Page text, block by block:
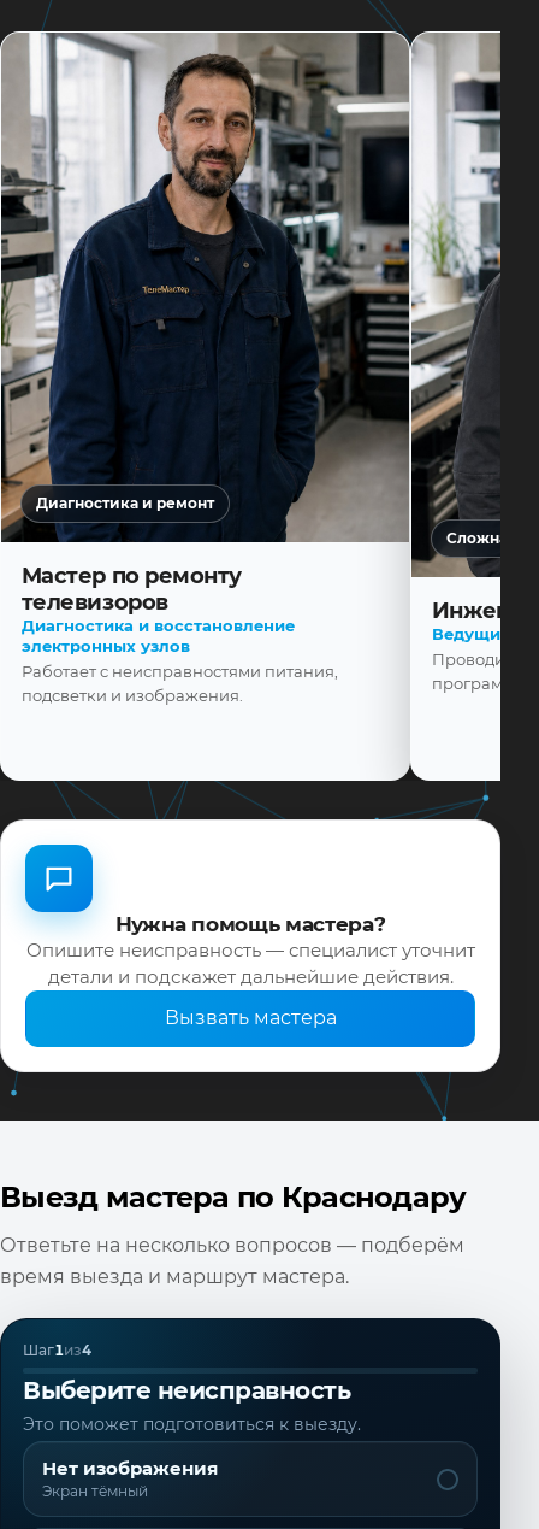
Диагностика и ремонт
Мастер по ремонту
телевизоров
Диагностика и восстановление
электронных узлов
Работает с неисправностями питания,
подсветки и изображения.
Сложная
Ведущий
Проводит
Нужна помощь мастера?
Опишите неисправность — специалист уточнит
детали и подскажет дальнейшие действия.
Вызвать мастера
Выезд мастера по Краснодару
Ответьте на несколько вопросов — подберём
время выезда и маршрут мастера.
Шаг1из4
Выберите неисправность
Это поможет подготовиться к выезду.
Нет изображения
Экран тёмный